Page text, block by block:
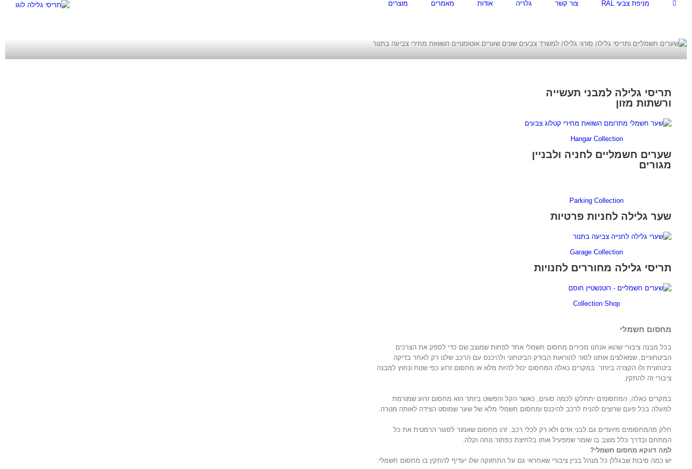
מוצרים מאמרים אודות גלריה צור קשר מניפת צבעי RAL
תריסי גלילה למבני תעשייה
ורשתות מזון
Hangar Collection
שערים חשמליים לחניה ולבניין
מגורים
Parking Collection
שער גלילה לחניות פרטיות
Garage Collection
תריסי גלילה מחוררים לחנויות
Collection Shop
מחסום חשמלי
בכל מבנה ציבורי שהוא אנחנו מכירים מחסום חשמלי אחד לפחות שמוצב שם כדי לספק את הצרכים
הביטחוניים, שמאלצים אותנו לסור להוראות הבודק הביטחוני ולהיכנס עם הרכב שלנו רק לאחר בדיקה
ביטחונית ולו הקצרה ביותר. במקרים כאלה המחסום יכול להיות מלא או מחסום זרוע כפי שנוח ונחוץ למבנה
ציבורי זה להתקין.
במקרים כאלה, המחסומים יתחלקו לכמה סוגים, כאשר הקל והפשוט ביותר הוא מחסום זרוע שמורמת
למעלה בכל פעם שרוצים להניח לרכב להיכנס ומחסום חשמלי מלא של שער שמוסט הצידה לאותה מטרה.
חלק מהמחסומים מיועדים גם לבני אדם ולא רק לכלי רכב. זהו מחסום שאמור לסגור הרמטית את כל
המתחם ובדרך כלל מוצב בו שומר שמפעיל אותו בלחיצת כפתור נוחה וקלה.
למה דווקא מחסום חשמלי?
יש כמה סיבות שבגללן כל מנהל בניין ציבורי שאחראי גם על התחזוקה שלו יעדיף להתקין בו מחסום חשמלי: